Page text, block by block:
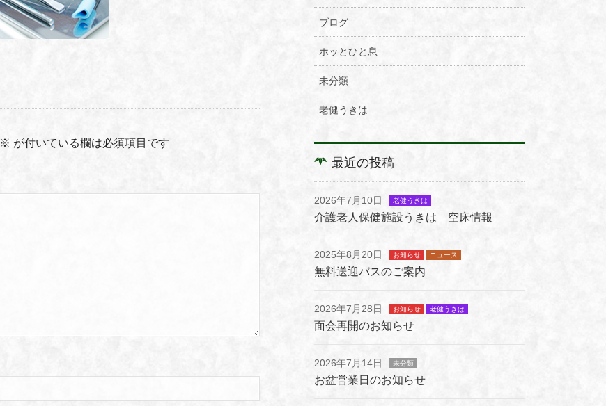
※ が付いている欄は必須項目です
ブログ
ホッとひと息
未分類
老健うきは
最近の投稿
2026年7月10日 老健うきは
介護老人保健施設うきは 空床情報
2025年8月20日 お知らせ ニュース
無料送迎バスのご案内
2026年7月28日 お知らせ 老健うきは
面会再開のお知らせ
2026年7月14日 未分類
お盆営業日のお知らせ